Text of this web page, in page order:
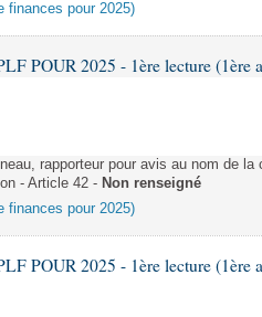
lois
lois
finances pour 2025)
POUR 2025 - 1ère lecture (1ère
rapporteur pour avis au nom de
- Article 42 - Non renseigné
finances pour 2025)
POUR 2025 - 1ère lecture (1ère